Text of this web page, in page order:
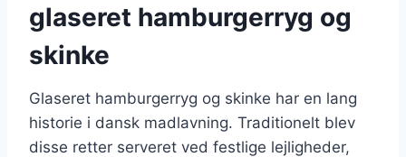
glaseret hamburgerryg og
skinke
Glaseret hamburgerryg og skinke har en lang
historie i dansk madlavning. Traditionelt blev
disse retter serveret ved festlige lejligheder,